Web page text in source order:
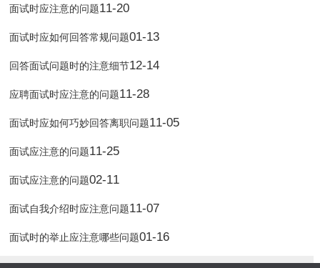
面试时应注意的问题11-20
面试时应如何回答常规问题01-13
回答面试问题时的注意细节12-14
应聘面试时应注意的问题11-28
面试时应如何巧妙回答离职问题11-05
面试应注意的问题11-25
面试应注意的问题02-11
面试自我介绍时应注意问题11-07
面试时的举止应注意哪些问题01-16